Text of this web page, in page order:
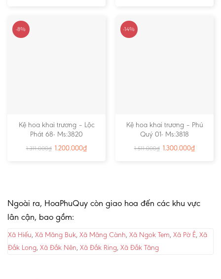
-8%
Kệ hoa khai trương – Lộc
Phát 68- Ms:3820
1.311.000₫ 1.200.000₫
-14%
Kệ hoa khai trương – Phú
Quý 01- Ms:3818
1.511.000₫ 1.300.000₫
Ngoài ra, HoaPhuQuy còn giao hoa đến các khu vực
lân cận, bao gồm:
Xã Hiếu, Xã Măng Buk, Xã Măng Cành, Xã Ngok Tem, Xã Pờ Ê, Xã
Đắk Long, Xã Đắk Nên, Xã Đắk Ring, Xã Đắk Tăng